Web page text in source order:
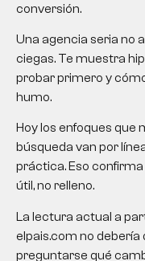
conversión.
Una agencia seria no
ciegas. Te muestra
probar primero y
humo.
Hoy los enfoques
búsqueda van por
práctica. Eso
útil, no relleno.
La lectura actual a
elpais.com no debería
preguntarse qué